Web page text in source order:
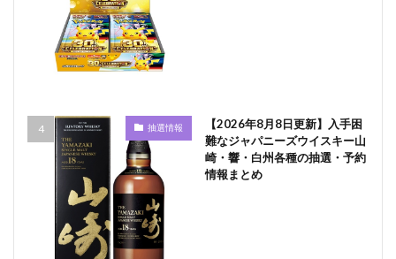
抽選情報
【2026年8月8日更新】入手困
難なジャパニーズウイスキー山
崎・響・白州各種の抽選・予約
情報まとめ